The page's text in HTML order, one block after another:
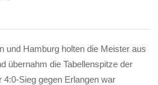
und Hamburg holten die Meister aus
übernahm die Tabellenspitze der
4:0-Sieg gegen Erlangen war